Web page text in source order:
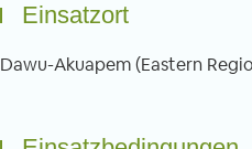
Einsatzort
Dawu-Akuapem (Eastern